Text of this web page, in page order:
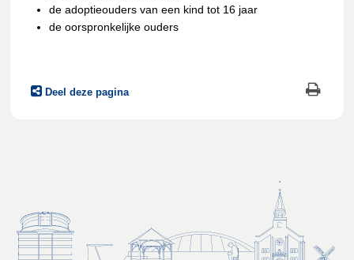
de adoptieouders van een kind tot 16 jaar
de oorspronkelijke ouders
Deel deze pagina